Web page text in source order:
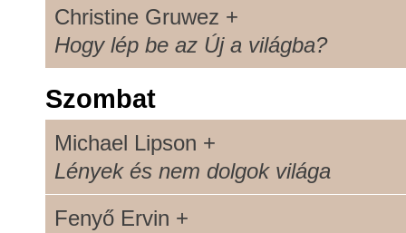
Christine Gruwez +
Hogy lép be az Új a világba?
Szombat
Michael Lipson +
Lények és nem dolgok világa
Fenyő Ervin +